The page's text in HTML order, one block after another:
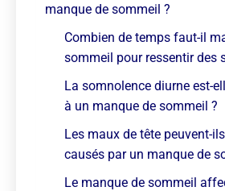
manque de sommeil ?
Combien de temps faut-il
sommeil pour ressentir des
La somnolence diurne est-
à un manque de sommeil ?
Les maux de tête peuvent-
causés par un manque de
Le manque de sommeil